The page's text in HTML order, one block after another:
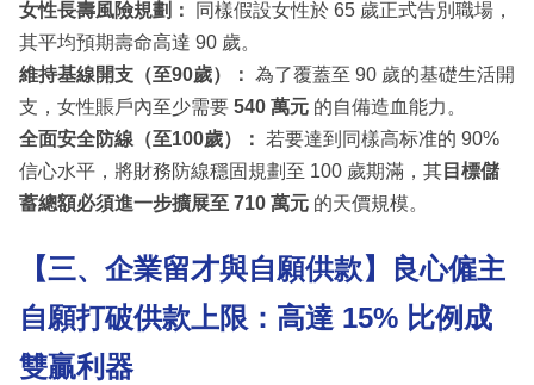
女性長壽風險規劃：
同樣假設女性於 65 歲正式告別職場，
其平均預期壽命高達 90 歲。
維持基線開支（至90歲）： 為了覆蓋至 90 歲的基礎生活開
支，女性賬戶內至少需要 540 萬元 的自備造血能力。
全面安全防線（至100歲）：
若要達到同樣高标准的 90%
信心水平，將財務防線穩固規劃至 100 歲期滿，其 目標儲
蓄總額必須進一步擴展至 710 萬元 的天價規模。
【三、企業留才與自願供款】良心僱主
自願打破供款上限：高達 15% 比例成
雙贏利器